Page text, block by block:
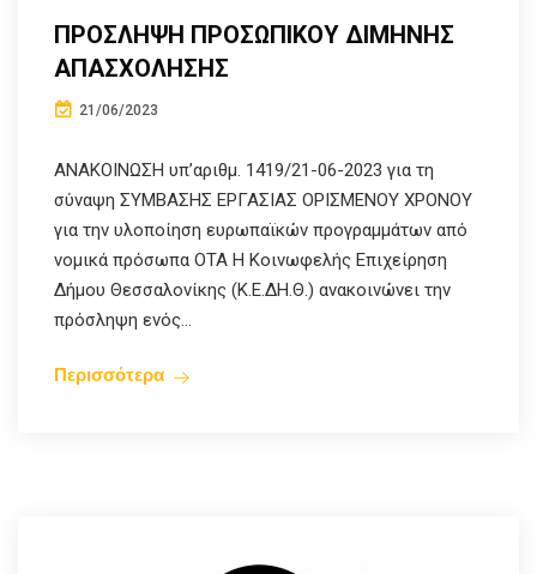
ΠΡΟΣΛΗΨΗ ΠΡΟΣΩΠΙΚΟΥ ΔΙΜΗΝΗΣ
ΑΠΑΣΧΟΛΗΣΗΣ
21/06/2023
ΑΝΑΚΟΙΝΩΣΗ υπ’αριθμ. 1419/21-06-2023 για τη
σύναψη ΣΥΜΒΑΣΗΣ ΕΡΓΑΣΙΑΣ ΟΡΙΣΜΕΝΟΥ ΧΡΟΝΟΥ
για την υλοποίηση ευρωπαϊκών προγραμμάτων από
νομικά πρόσωπα ΟΤΑ Η Κοινωφελής Επιχείρηση
Δήμου Θεσσαλονίκης (Κ.Ε.ΔΗ.Θ.) ανακοινώνει την
πρόσληψη ενός...
Περισσότερα